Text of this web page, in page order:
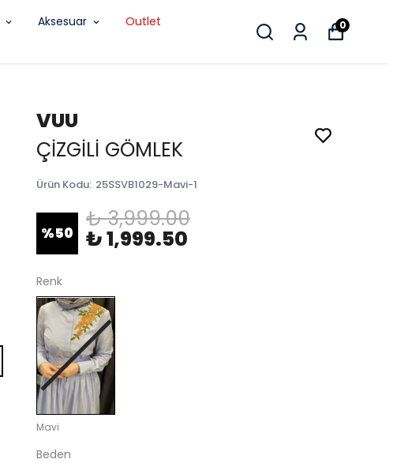
Aksesuar
Outlet
0
VUU
ÇİZGİLİ GÖMLEK
Ürün Kodu: 25SSVB1029-Mavi-1
%50
₺ 3,999.00
₺ 1,999.50
Renk
Mavi
Beden